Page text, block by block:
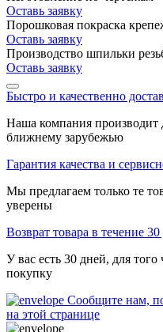
Оставь заявку
Порошковая покраска
Оставь заявку
Производство шпильки
Оставь заявку
Быстро и качественно
Наша компания производит
ближнему зарубежью
Гарантия качества и
Мы предлагаем только те
уверены
Возврат товара в течение
У вас есть 30 дней, для
покупку
Сообщите нам,
на этой странице